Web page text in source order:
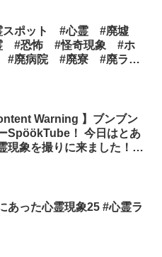
スポット #心霊 #廃墟
#恐怖 #怪奇現象 #ホ
#廃病院 #廃寮 #廃ラブ
Warning 】ブンブン
SpöökTube！ 今日はとあ
現象を撮りに来ました！【
あった心霊現象25 #心霊ラ